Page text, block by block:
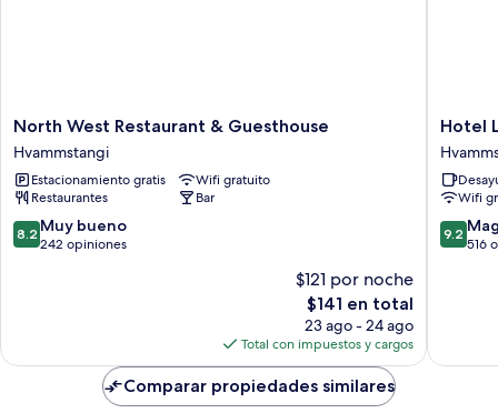
North
West
Restaurant
&
Guesthouse
Hvammstangi
North West Restaurant & Guesthouse
Hvammstangi
Estacionamiento gratis
Wifi gratuito
Restaurantes
Bar
8.2
de
8.2 Muy bueno
242 opiniones
$121 por noche
El
precio
actual
es
de
$141
$141 en total
23 ago - 24 ago
Total con impuestos y cargos
Hotel
Hotel
Wifi
9.2
de
9.2
516
Comparar propiedades similares